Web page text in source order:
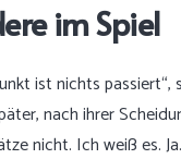
im Spiel
ist nichts
nach ihrer
nicht. Ich weiß es.